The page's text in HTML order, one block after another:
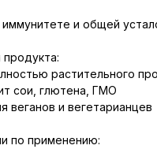
и общей
растительного
сои, глютена, ГМО
веганов и вегетарианцев
по применению: